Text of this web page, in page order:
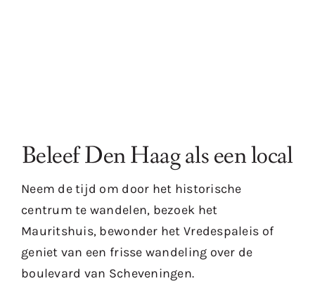
Beleef Den Haag als een local
Neem de tijd om door het historische
centrum te wandelen, bezoek het
Mauritshuis, bewonder het Vredespaleis of
geniet van een frisse wandeling over de
boulevard van Scheveningen.